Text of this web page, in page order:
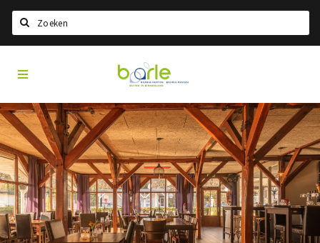
Home
Information
A propos de Baarle
Histoire
Visit Baarle Shop
Bon d'achat Enclave
Visit
Baarle